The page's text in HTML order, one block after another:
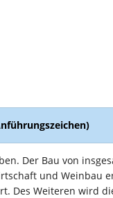
Der Bau von
und Weinbau
Des Weiteren wird